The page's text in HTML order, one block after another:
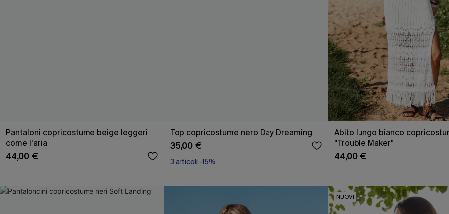
Pantaloni copricostume beige leggeri
come l'aria
44,00 €
Top copricostume nero Day Dreaming
35,00 €
3 articoli -15%
Abito lungo bianco
"Trouble Maker"
44,00 €
NUOVI